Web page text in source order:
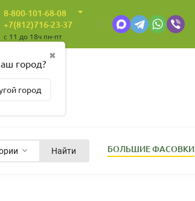
✖
город?
город
8-800-101-68-08
+7(812)716-23-37
c 11 до 18ч пн-пт
Найти БОЛЬШИЕ ФАСОВКИ